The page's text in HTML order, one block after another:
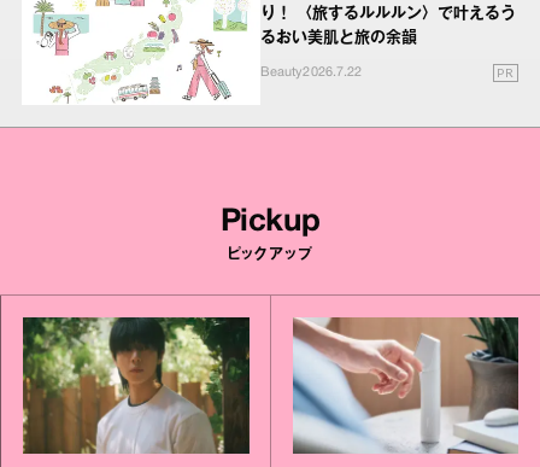
り！ 〈旅するルルルン〉で叶えるう
るおい美肌と旅の余韻
Beauty2026.7.22 PR
Pickup
ピックアップ